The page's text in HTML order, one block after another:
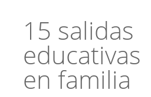
15 salidas
educativas
en familia